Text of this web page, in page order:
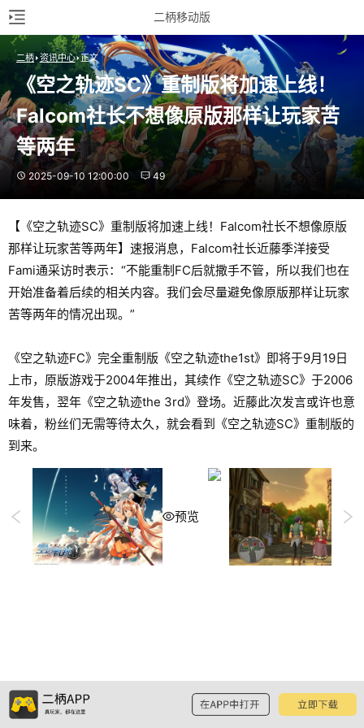
二柄移动版
二柄 资讯中心 正文
《空之轨迹SC》重制版将加速上线！
Falcom社长不想像原版那样让玩家苦
等两年
2025-09-10 12:00:00 49
【《空之轨迹SC》重制版将加速上线！Falcom社长不想像原版
那样让玩家苦等两年】速报消息，Falcom社长近藤季洋接受
Fami通采访时表示：“不能重制FC后就撒手不管，所以我们也在
开始准备着后续的相关内容。我们会尽量避免像原版那样让玩家
苦等两年的情况出现。”
《空之轨迹FC》完全重制版《空之轨迹the1st》即将于9月19日
上市，原版游戏于2004年推出，其续作《空之轨迹SC》于2006
年发售，翌年《空之轨迹the 3rd》登场。近藤此次发言或许也意
味着，粉丝们无需等待太久，就会看到《空之轨迹SC》重制版的
到来。
预览